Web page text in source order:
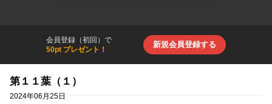
会員登録（初回）で
50pt プレゼント！
新規会員登録する
第１１葉（１）
2024年06月25日